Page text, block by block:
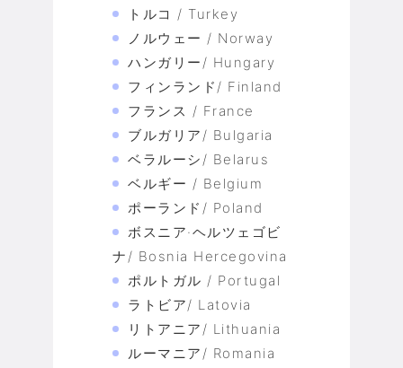
トルコ / Turkey
ノルウェー / Norway
ハンガリー/ Hungary
フィンランド/ Finland
フランス / France
ブルガリア/ Bulgaria
ベラルーシ/ Belarus
ベルギー / Belgium
ポーランド/ Poland
ボスニア·ヘルツェゴビ
ナ/ Bosnia Hercegovina
ポルトガル / Portugal
ラトビア/ Latovia
リトアニア/ Lithuania
ルーマニア/ Romania